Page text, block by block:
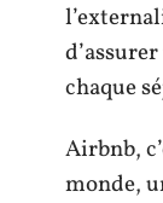
chaque
Airbnb,
monde,